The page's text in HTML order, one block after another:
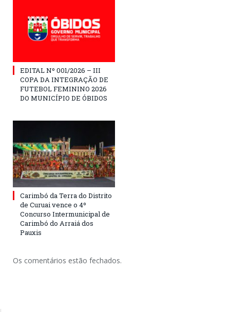
EDITAL Nº 001/2026 – III
COPA DA INTEGRAÇÃO DE
FUTEBOL FEMININO 2026
DO MUNICÍPIO DE ÓBIDOS
Carimbó da Terra do Distrito
de Curuai vence o 4º
Concurso Intermunicipal de
Carimbó do Arraiá dos
Pauxis
Os comentários estão fechados.